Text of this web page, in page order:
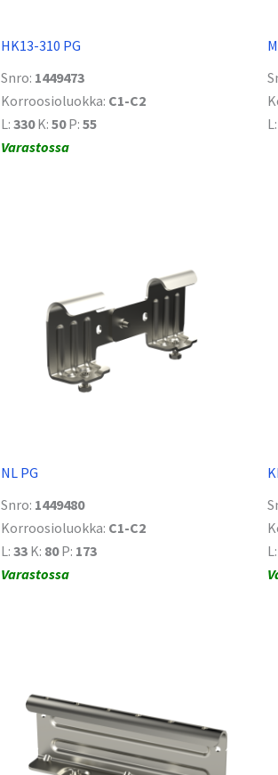
HK13-310 PG
Snro: 1449473
Korroosioluokka: C1-C2
L: 330K: 50P: 55
Varastossa
L:
NL PG
Snro: 1449480
Korroosioluokka: C1-C2
L: 33 K: 80P: 173
Varastossa
L: